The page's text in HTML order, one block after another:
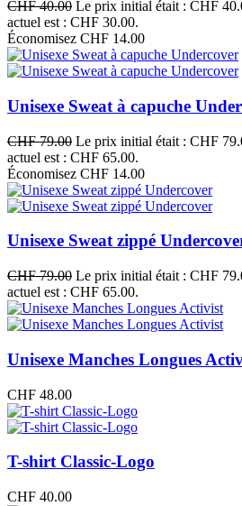
CHF40.00 Le prix initial était : CHF
actuel est : CHF 30.00.
Économisez CHF 14.00
Unisexe Sweat à capuche
CHF79.00 Le prix initial était : CHF
actuel est : CHF 65.00.
Économisez CHF 14.00
Unisexe Sweat zippé
CHF79.00 Le prix initial était : CHF
actuel est : CHF 65.00.
Unisexe Manches Longues
CHF 48.00
T-shirt Classic-Logo
CHF 40.00